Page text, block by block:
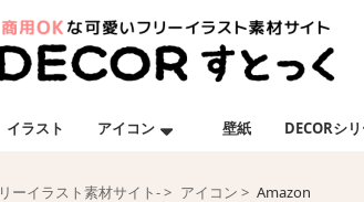
イラスト アイコン 壁紙 DECORシ
ーイラスト素材サイト- アイコン Amazon